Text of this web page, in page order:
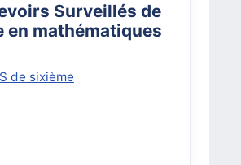
Surveillés de
en mathématiques
de sixième